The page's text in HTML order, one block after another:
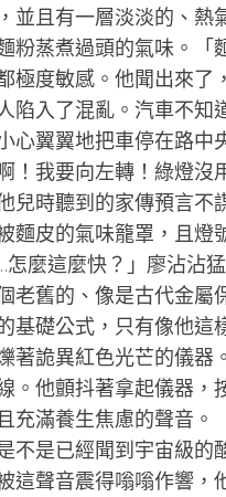
並且有一層淡淡的、熱
蒸煮過頭的氣味。「
極度敏感。他聞出來
陷入了混亂。汽車不知
心翼翼地把車停在路
！我要向左轉！綠燈
兒時聽到的家傳預言
麵皮的氣味籠罩，且
麼這麼快？」廖沾沾
老舊的、像是古代金
基礎公式，只有像他這
著詭異紅色光芒的儀
。他顫抖著拿起儀器
滿養生焦慮的聲音。
不是已經聞到宇宙級的
這聲音震得嗡嗡作響